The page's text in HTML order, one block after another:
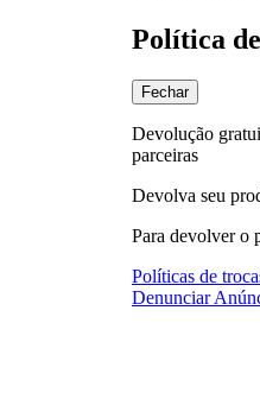
Política
Fechar
Devolução
parceiras
Devolva seu
Para devolver o
Políticas de
Denunciar